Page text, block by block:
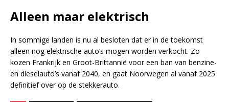
Alleen maar elektrisch
In sommige landen is nu al besloten dat er in de toekomst
alleen nog elektrische auto’s mogen worden verkocht. Zo
kozen Frankrijk en Groot-Brittannië voor een ban van benzine-
en dieselauto’s vanaf 2040, en gaat Noorwegen al vanaf 2025
definitief over op de stekkerauto.